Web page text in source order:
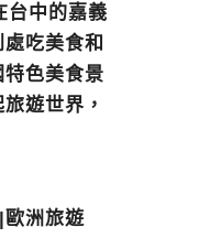
台中的嘉義
吃美食和
色美食景
遊世界，
洲旅遊